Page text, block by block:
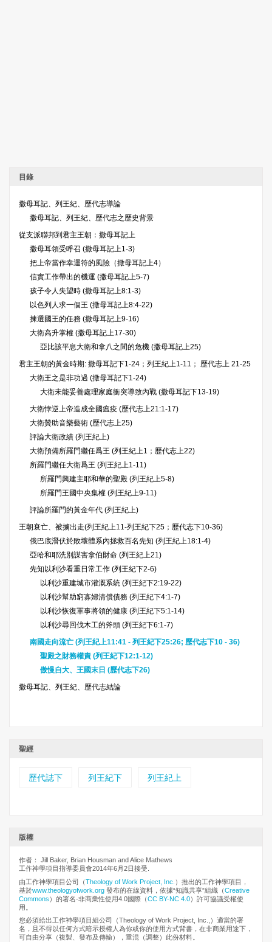
目錄
撒母耳記、列王紀、歷代志導論
撒母耳記、列王紀、歷代志之歷史背景
從支派聯邦到君主王朝：撒母耳記上
撒母耳領受呼召 (撒母耳記上1-3)
把上帝當作幸運符的風險（撒母耳記上4）
信實工作帶出的機運 (撒母耳記上5-7)
孩子令人失望時 (撒母耳記上8:1-3)
以色列人求一個王 (撒母耳記上8:4-22)
揀選國王的任務 (撒母耳記上9-16)
大衛高升掌權 (撒母耳記上17-30)
亞比該平息大衛和拿八之間的危機 (撒母耳記上25)
君主王朝的黃金時期: 撒母耳記下1-24；列王紀上1-11； 歷代志上 21-25
大衛王之是非功過 (撒母耳記下1-24)
大衛未能妥善處理家庭衝突導致內戰 (撒母耳記下13-19)
大衛悖逆上帝造成全國瘟疫 (歷代志上21:1-17)
大衛贊助音樂藝術 (歷代志上25)
評論大衛政績 (列王紀上)
大衛預備所羅門繼任爲王 (列王紀上1；歷代志上22)
所羅門繼任大衛爲王 (列王紀上1-11)
所羅門興建主耶和華的聖殿 (列王紀上5-8)
所羅門王國中央集權 (列王紀上9-11)
評論所羅門的黃金年代 (列王紀上)
王朝衰亡、被擄出走(列王紀上11-列王紀下25；歷代志下10-36)
俄巴底潛伏於敗壞體系內拯救百名先知 (列王紀上18:1-4)
亞哈和耶洗別謀害拿伯財命 (列王紀上21)
先知以利沙看重日常工作 (列王紀下2-6)
以利沙重建城市灌溉系統 (列王紀下2:19-22)
以利沙幫助窮寡婦清償債務 (列王紀下4:1-7)
以利沙恢復軍事將領的健康 (列王紀下5:1-14)
以利沙尋回伐木工的斧頭 (列王紀下6:1-7)
南國走向流亡 (列王紀上11:41 - 列王紀下25:26; 歷代志下10 - 36)
聖殿之財務權責 (列王紀下12:1-12)
傲慢自大、王國末日 (歷代志下26)
撒母耳記、列王紀、歷代志結論
聖經
歷代誌下 列王紀下 列王紀上
版權
作者： Jill Baker, Brian Housman and Alice Mathews
工作神學項目指導委員會2014年6月2日接受.
由工作神學項目公司（Theology of Work Project, Inc. ）推出的工作神學項目，
基於www.theologyofwork.org 發布的在線資料，依據“知識共享”組織（Creative
Commons ）的署名-非商業性使用4.0國際（CC BY-NC 4.0）許可協議受權使
用。
您必須給出工作神學項目組公司（Theology of Work Project, Inc.,）適當的署
名，且不得以任何方式暗示授權人為你或你的使用方式背書，在非商業用途下，
可自由分享（複製、發布及傳輸），重混（調整）此份材料。